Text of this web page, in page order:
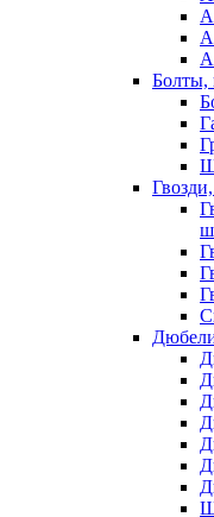
Болты,